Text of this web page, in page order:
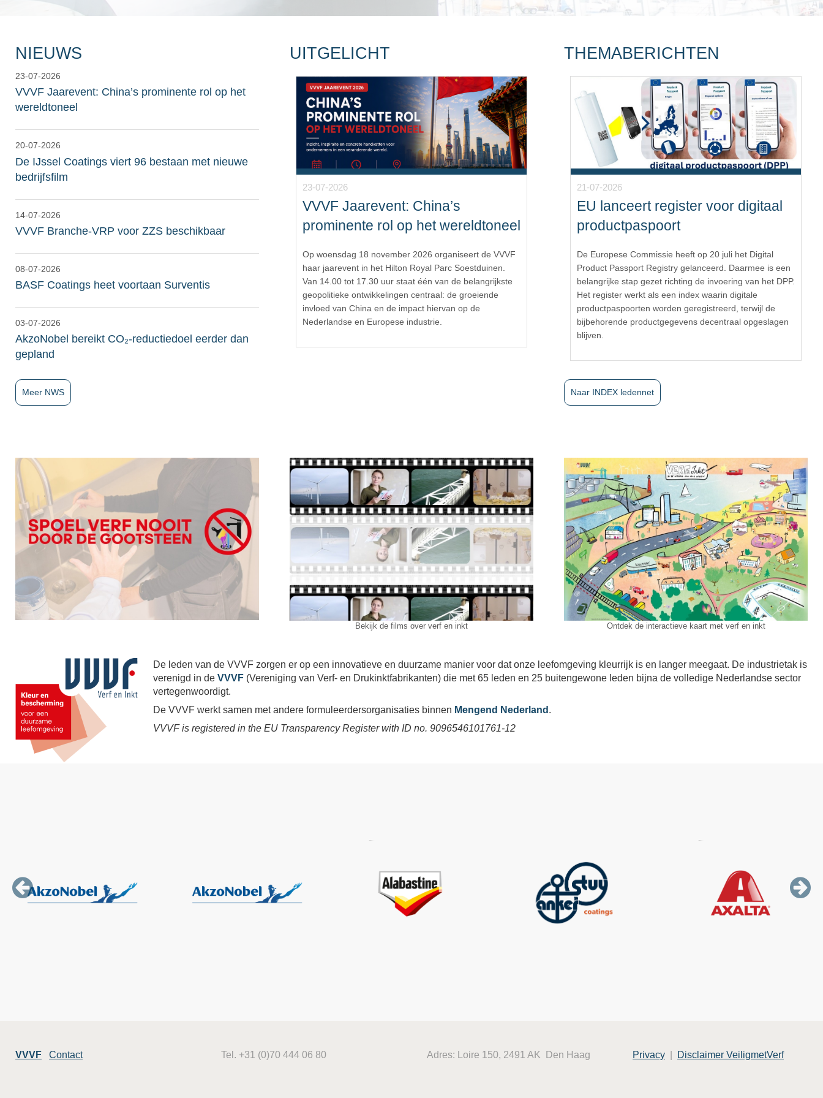
NIEUWS
23-07-2026
VVVF Jaarevent: China’s prominente rol op het
wereldtoneel
20-07-2026
De IJssel Coatings viert 96 bestaan met nieuwe
bedrijfsfilm
14-07-2026
VVVF Branche-VRP voor ZZS beschikbaar
08-07-2026
BASF Coatings heet voortaan Surventis
03-07-2026
AkzoNobel bereikt CO₂-reductiedoel eerder dan
gepland
Meer NWS
UITGELICHT
23-07-2026
VVVF Jaarevent: China’s
prominente rol op het wereldtoneel
Op woensdag 18 november 2026 organiseert de VVVF
haar jaarevent in het Hilton Royal Parc Soestduinen.
Van 14.00 tot 17.30 uur staat één van de belangrijkste
geopolitieke ontwikkelingen centraal: de groeiende
invloed van China en de impact hiervan op de
Nederlandse en Europese industrie.
THEMABERICHTEN
21-07-2026
EU lanceert register voor digitaal
productpaspoort
De Europese Commissie heeft op 20 juli het Digital
Product Passport Registry gelanceerd. Daarmee is een
belangrijke stap gezet richting de invoering van het DPP.
Het register werkt als een index waarin digitale
productpaspoorten worden geregistreerd, terwijl de
bijbehorende productgegevens decentraal opgeslagen
blijven.
Naar INDEX ledennet
Bekijk de films over verf en inkt Ontdek de interactieve kaart met verf en inkt
De leden van de VVVF zorgen er op een innovatieve en duurzame manier voor dat onze leefomgeving kleurrijk is en langer meegaat. De industrietak is
verenigd in de VVVF (Vereniging van Verf- en Drukinktfabrikanten) die met 65 leden en 25 buitengewone leden bijna de volledige Nederlandse sector
vertegenwoordigt.
De VVVF werkt samen met andere formuleerdersorganisaties binnen Mengend Nederland .
VVVF is registered in the EU Transparency Register with ID no. 9096546101761-12
VVVF Contact Tel. +31 (0)70 444 06 80 Adres: Loire 150, 2491 AK Den Haag Privacy Disclaimer VeiligmetVerf